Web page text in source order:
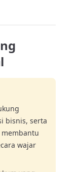
bisnis, serta
wajar